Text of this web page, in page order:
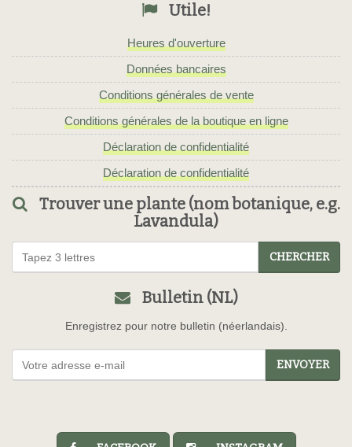
Utile!
Heures d'ouverture
Données bancaires
Conditions générales de vente
Conditions générales de la boutique en ligne
Déclaration de confidentialité
Déclaration de confidentialité
Trouver une plante (nom botanique, e.g.
Lavandula)
CHERCHER
Bulletin (NL)
Enregistrez pour notre bulletin (néerlandais).
ENVOYER